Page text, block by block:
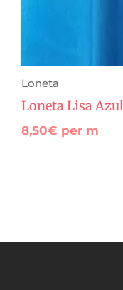
Loneta
Loneta Lisa Azul
8,50€ per m